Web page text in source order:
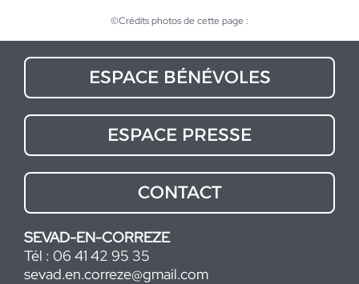
©Crédits photos de cette page :
ESPACE BÉNÉVOLES
ESPACE PRESSE
CONTACT
SEVAD-EN-CORREZE
Tél : 06 41 42 95 35
sevad.en.correze@gmail.com